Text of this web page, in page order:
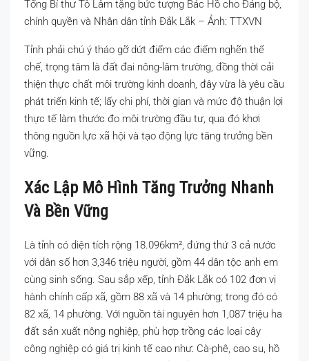
Tổng Bí thư Tô Lâm tặng bức tượng Bác Hồ cho Đảng bộ,
chính quyền và Nhân dân tỉnh Đắk Lắk – Ảnh: TTXVN
Tỉnh phải chú ý tháo gỡ dứt điểm các điểm nghẽn thể
chế, trọng tâm là đất đai nông-lâm trường, đồng thời cải
thiện thực chất môi trường kinh doanh, đây vừa là yêu cầu
phát triển kinh tế; lấy chi phí, thời gian và mức độ thuận lợi
thực tế làm thước đo môi trường đầu tư, qua đó khơi
thông nguồn lực xã hội và tạo động lực tăng trưởng bền
vững.
Xác Lập Mô Hình Tăng Trưởng Nhanh
Và Bền Vững
Là tỉnh có diện tích rộng 18.096km², đứng thứ 3 cả nước
với dân số hơn 3,346 triệu người, gồm 44 dân tộc anh em
cùng sinh sống. Sau sắp xếp, tỉnh Đắk Lắk có 102 đơn vị
hành chính cấp xã, gồm 88 xã và 14 phường; trong đó có
82 xã, 14 phường. Với nguồn tài nguyên hơn 1,087 triệu ha
đất sản xuất nông nghiệp, phù hợp trồng các loại cây
công nghiệp có giá trị kinh tế cao như: Cà-phê, cao su, hồ